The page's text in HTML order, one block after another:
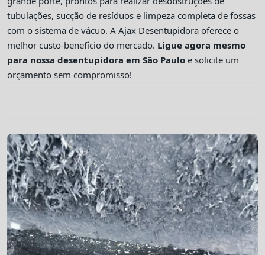
tubulações, sucção de resíduos e limpeza completa de fossas
com o sistema de vácuo. A Ajax Desentupidora oferece o
melhor custo-benefício do mercado. Ligue agora mesmo
para nossa desentupidora em São Paulo e solicite um
orçamento sem compromisso!